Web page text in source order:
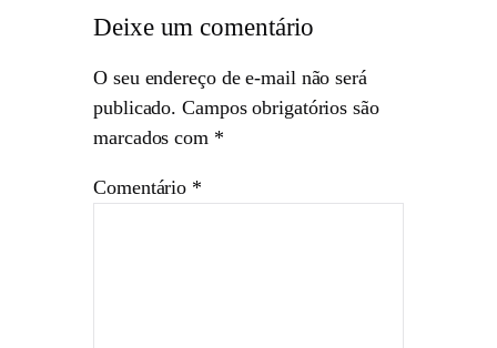
Deixe um comentário
O seu endereço de e-mail não será
publicado. Campos obrigatórios são
marcados com *
Comentário *